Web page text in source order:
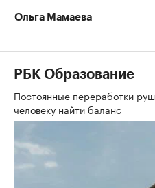
Ольга Мамаева
РБК Образование
Постоянные переработки
человеку найти баланс